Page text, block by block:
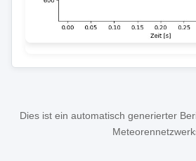
Dies ist ein automatisch generierter